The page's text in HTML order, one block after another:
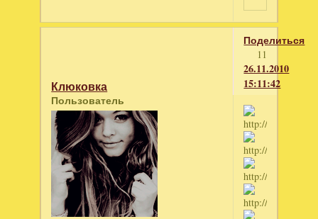
Поделиться
11
26.11.2010
15:11:42
Клюковка
Пользователь